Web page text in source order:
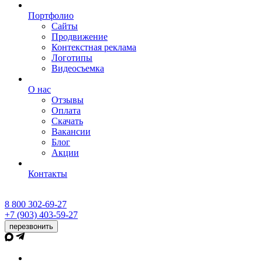
Портфолио
Сайты
Продвижение
Контекстная реклама
Логотипы
Видеосъемка
О нас
Отзывы
Оплата
Скачать
Вакансии
Блог
Акции
Контакты
8 800 302-69-27
+7 (903) 403-59-27
перезвонить